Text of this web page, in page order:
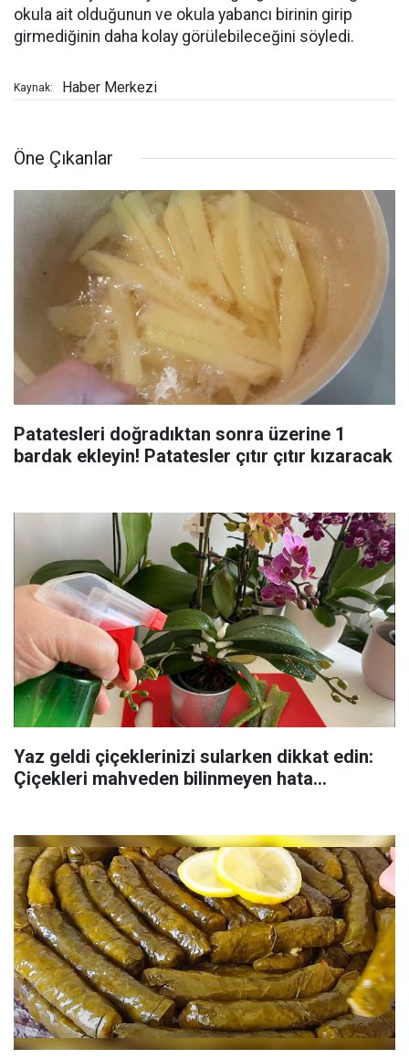
okula ait olduğunun ve okula yabancı birinin girip
girmediğinin daha kolay görülebileceğini söyledi.
Kaynak: Haber Merkezi
Öne Çıkanlar
Patatesleri doğradıktan sonra üzerine 1
bardak ekleyin! Patatesler çıtır çıtır kızaracak
Yaz geldi çiçeklerinizi sularken dikkat edin:
Çiçekleri mahveden bilinmeyen hata...